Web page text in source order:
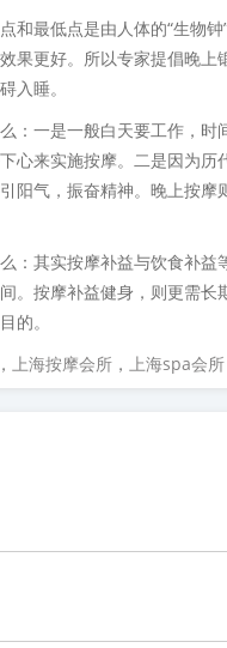
和最低点是由人体的“生物
果更好。所以专家提倡晚
入睡。
：一是一般白天要工作，
心来实施按摩。二是因为
阳气，振奋精神。晚上按
：其实按摩补益与饮食补
。按摩补益健身，则更需
的。
， 上海按摩会所 ， 上海spa会所